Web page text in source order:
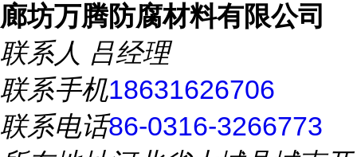
廊坊万腾防腐材料有限公司
联系人 吕经理
联系手机18631626706
联系电话86-0316-3266773